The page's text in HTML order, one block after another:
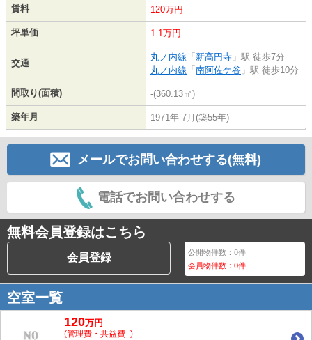
賃料 120万円
坪単価 1.1万円
交通
丸ノ内線 「 新高円寺 」駅 徒歩7分
丸ノ内線 「 南阿佐ケ谷 」駅 徒歩10分
間取り(面積) -(360.13㎡)
築年月 1971年 7月(築55年)
メールでお問い合わせする(無料)
電話でお問い合わせする
無料会員登録はこちら
会員登録 公開物件数：0件
会員物件数：0件
空室一覧
120万円
(管理費・共益費 -)